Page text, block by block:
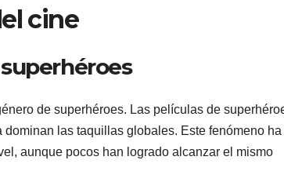
cine
de superhéroes. Las películas de
las taquillas globales. Este fenómeno ha
aunque pocos han logrado alcanzar el mismo